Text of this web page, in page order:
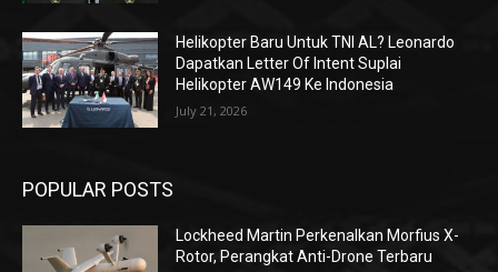
Helikopter Baru Untuk TNI AL? Leonardo
Dapatkan Letter Of Intent Suplai
Helikopter AW149 Ke Indonesia
July 21, 2026
POPULAR POSTS
Lockheed Martin Perkenalkan Morfius X-
Rotor, Perangkat Anti-Drone Terbaru